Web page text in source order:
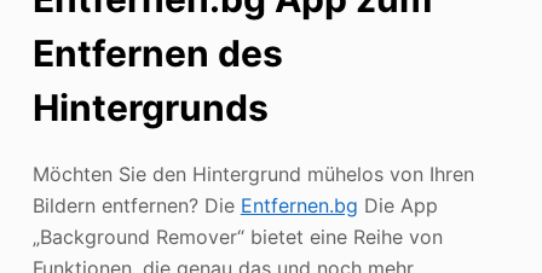
Entfernen des
Hintergrunds
Möchten Sie den Hintergrund mühelos von Ihren
Bildern entfernen? Die Entfernen.bg Die App
„Background Remover“ bietet eine Reihe von